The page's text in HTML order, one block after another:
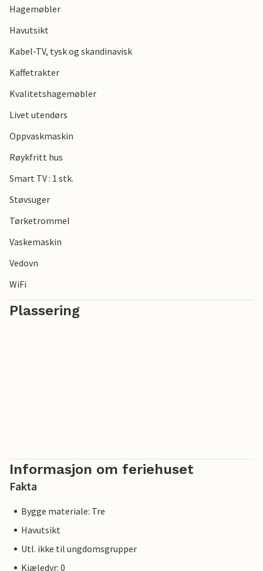
Hagemøbler
Havutsikt
Kabel-TV, tysk og skandinavisk
Kaffetrakter
Kvalitetshagemøbler
Livet utendørs
Oppvaskmaskin
Røykfritt hus
Smart TV : 1 stk.
Støvsuger
Tørketrommel
Vaskemaskin
Vedovn
WiFi
Plassering
Informasjon om feriehuset
Fakta
Bygge materiale: Tre
Havutsikt
Utl. ikke til ungdomsgrupper
Kjæledyr: 0